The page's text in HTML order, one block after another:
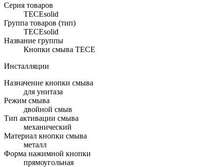
Серия товаров
TECEsolid
Группа товаров (тип)
TECEsolid
Название группы
Кнопки смыва TECE
Инсталляции
Назначение кнопки смыва
для унитаза
Режим смыва
двойной смыв
Тип активации смыва
механический
Материал кнопки смыва
металл
Форма нажимной кнопки
прямоугольная